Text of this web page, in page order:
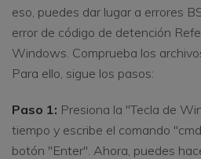
eso, puedes dar lugar a errores
error de código de detención
Windows. Comprueba los
Para ello, sigue los pasos:
Paso 1: Presiona la "Tecla de
tiempo y escribe el comando
botón "Enter". Ahora, puedes